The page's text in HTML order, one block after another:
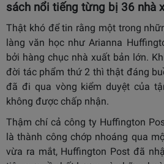
sách nổi tiếng từng bị 36 nhà
Thật khó để tin rằng một trong
làng văn học như Arianna
bởi hàng chục nhà xuất bản lớn.
đời tác phẩm thứ 2 thì thật đáng
đã đi qua vòng kiểm duyệt của
không được chấp nhận.
Thậm chí cả công ty Huffington
là thành công chớp nhoáng qua
vừa ra mắt, Huffington Post đã